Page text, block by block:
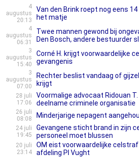
4
augustus
20:13
Van den Brink roept nog eens
het matje
4
augustus
06:31
Twee mannen gewond bij
Den Bosch, andere bestuurder
3
augustus
15:40
Corné H. krijgt voorwaardelijke
gevangenis
3
augustus
07:00
Rechter beslist vandaag of
krijgt
28 juli
17:06
Voormalige advocaat Ridouan
deelname criminele organisatie
26 juli
08:08
Minderjarige nepagent
24 juli
19:45
Gevangene sticht brand in zijn
personeel moet blussen
20 juli
23:14
OM eist voorwaardelijke celstraf
afdeling PI Vught